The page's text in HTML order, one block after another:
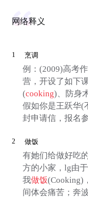
网络释义
1 烹调
例：(2009)高考
营，开设了如下
(cooking)、防身
假如你是王跃华(
封申请信，报名
2 做饭
有她们给做好吃
方的小家，lg由
我做饭(Cooking)
间体会痛苦；奔